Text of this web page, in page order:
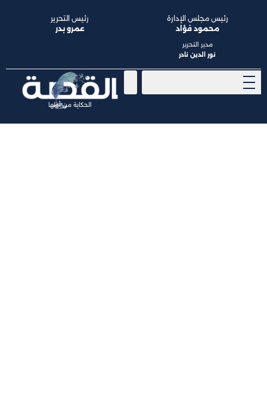
الحكاية من أولها
رئيس مجلس الإدارة
محمود فؤاد
مدير التحرير
نور الدين نادر
رئيس التحرير
عمرو بدر